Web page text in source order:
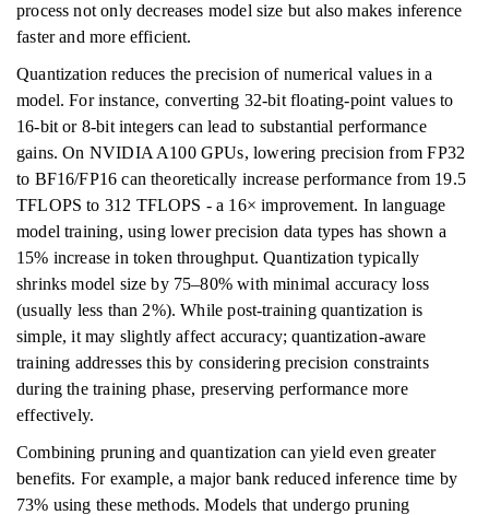
process not only decreases model size but also makes inference
faster and more efficient.
Quantization reduces the precision of numerical values in a
model. For instance, converting 32-bit floating-point values to
16-bit or 8-bit integers can lead to substantial performance
gains. On NVIDIA A100 GPUs, lowering precision from FP32
to BF16/FP16 can theoretically increase performance from 19.5
TFLOPS to 312 TFLOPS - a 16× improvement. In language
model training, using lower precision data types has shown a
15% increase in token throughput. Quantization typically
shrinks model size by 75–80% with minimal accuracy loss
(usually less than 2%). While post-training quantization is
simple, it may slightly affect accuracy; quantization-aware
training addresses this by considering precision constraints
during the training phase, preserving performance more
effectively.
Combining pruning and quantization can yield even greater
benefits. For example, a major bank reduced inference time by
73% using these methods. Models that undergo pruning